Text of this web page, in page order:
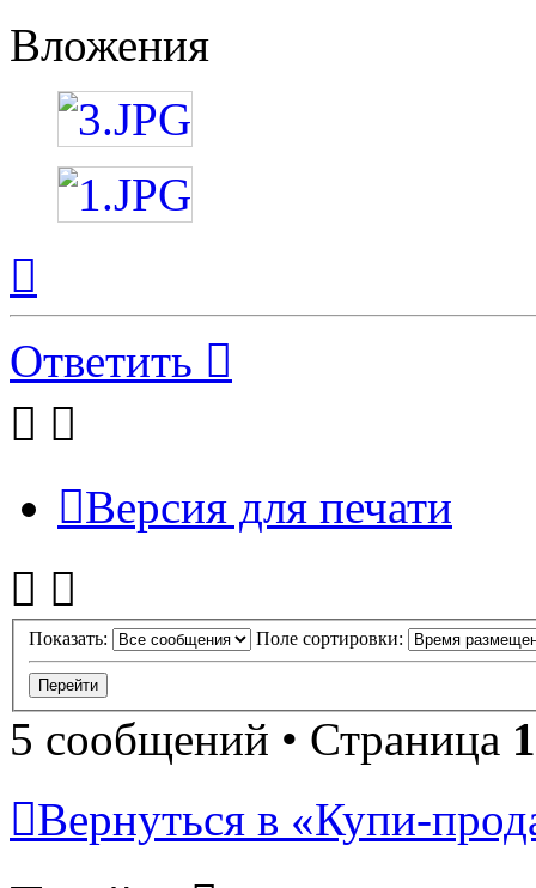
Вложения
началу
Ответить
Версия для печати
Показать: Поле сортировки:
5 сообщений • Страница 1
Вернуться в «Купи-